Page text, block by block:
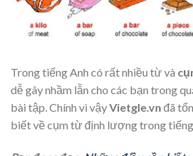
Trong tiếng Anh có rất nhiều từ và
dễ gây nhầm lẫn cho các bạn trong
bài tập. Chính vì vậyVietgle.vn đã
biết về cụm từ định lượng trong